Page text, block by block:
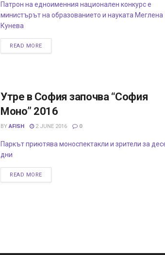
Патрон на едноименния национален конкурс е
министърът на образованието и науката Меглена
Кунева
READ MORE
Утре в София започва “София
Моно” 2016
BY AFISH 2 JUNE 2016 0
Паркът приютява моноспектакли и зрители за
дни
READ MORE